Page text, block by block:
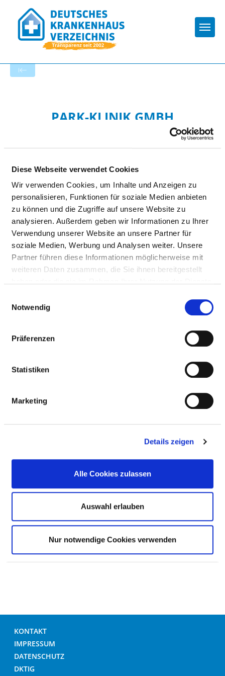
Diese Webseite verwendet Cookies
Wir verwenden Cookies, um Inhalte und Anzeigen zu
personalisieren, Funktionen für soziale Medien anbieten
zu können und die Zugriffe auf unsere Website zu
analysieren. Außerdem geben wir Informationen zu Ihrer
Verwendung unserer Website an unsere Partner für
soziale Medien, Werbung und Analysen weiter. Unsere
Partner führen diese Informationen möglicherweise mit
weiteren Daten zusammen, die Sie ihnen bereitgestellt
Notwendig
Präferenzen
Statistiken
Marketing
Details zeigen
Alle Cookies zulassen
Auswahl erlauben
Nur notwendige Cookies verwenden
PARK-KLINIK GMBH
BEHANDLUNGSGEBIETE
(LEISTUNGSBEREICHE)
Behandlungsgebiete, für die Qualitätsergebnisse
ermittelt werden
GYNÄKOLOGISCHE OPERATIONEN:
OPERATIONEN AN DEN WEIBLICHEN
ZUR ENTFERNUNG DER GEBÄRMUTTER) (GYN-
BRUSTKREBSOPERATIONEN (MC)
KÜNSTLICHES HÜFTGELENK: ERSTMALIGES
KÜNSTLICHES KNIEGELENK: ERSTMALIGES
KÜNSTLICHES HÜFTGELENK: ERSTMALIGES
EINSETZEN, AUCH NACH
KÜNSTLICHES KNIEGELENK: ERSTMALIGES
EINSETZEN, AUCH VON SCHLITTENPROTHESEN
KONTAKT
IMPRESSUM
DATENSCHUTZ
DKTIG